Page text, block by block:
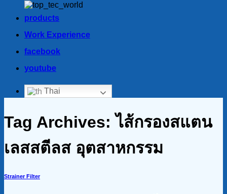
products
Work Experience
facebook
youtube
Thai
Tag Archives:ไส้กรองสแตน
เลสสตีลส อุตสาหกรรม
Strainer Filter